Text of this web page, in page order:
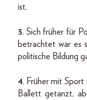
ist.
3. Sich früher für
betrachtet war es
politische Bildung
4. Früher mit Sport
Ballett getanzt,